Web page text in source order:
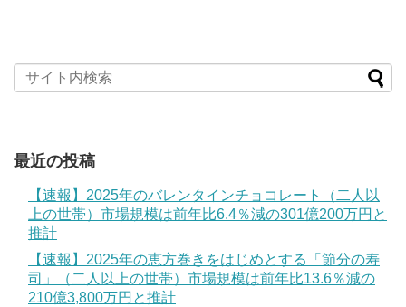
最近の投稿
【速報】2025年のバレンタインチョコレート（二人以
上の世帯）市場規模は前年比6.4％減の301億200万円と
推計
【速報】2025年の恵方巻きをはじめとする「節分の寿
司」（二人以上の世帯）市場規模は前年比13.6％減の
210億3,800万円と推計